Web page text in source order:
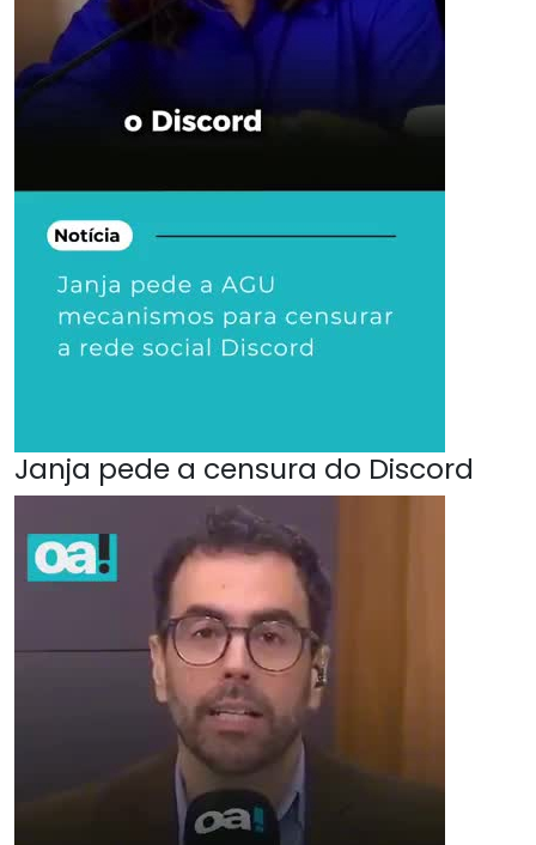
Janja pede a censura do Discord